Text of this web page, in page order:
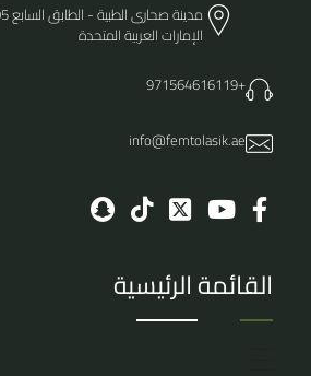
الإمارات العربية المتحدة
+971564616119
info@femtolasik.ae
القائمة الرئيسية